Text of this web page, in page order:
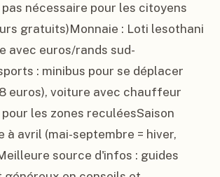
nécessaire pour les citoyens
gratuits)Monnaie : Loti lesothani
avec euros/rands sud-
: minibus pour se déplacer
euros), voiture avec chauffeur
les zones reculéesSaison
à avril (mai-septembre = hiver,
source d'infos : guides